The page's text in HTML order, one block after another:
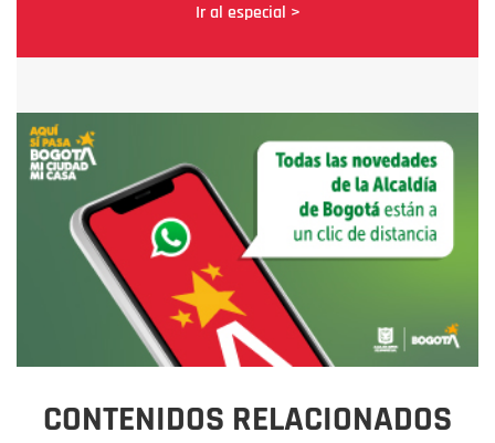
Ir al especial >
CONTENIDOS RELACIONADOS